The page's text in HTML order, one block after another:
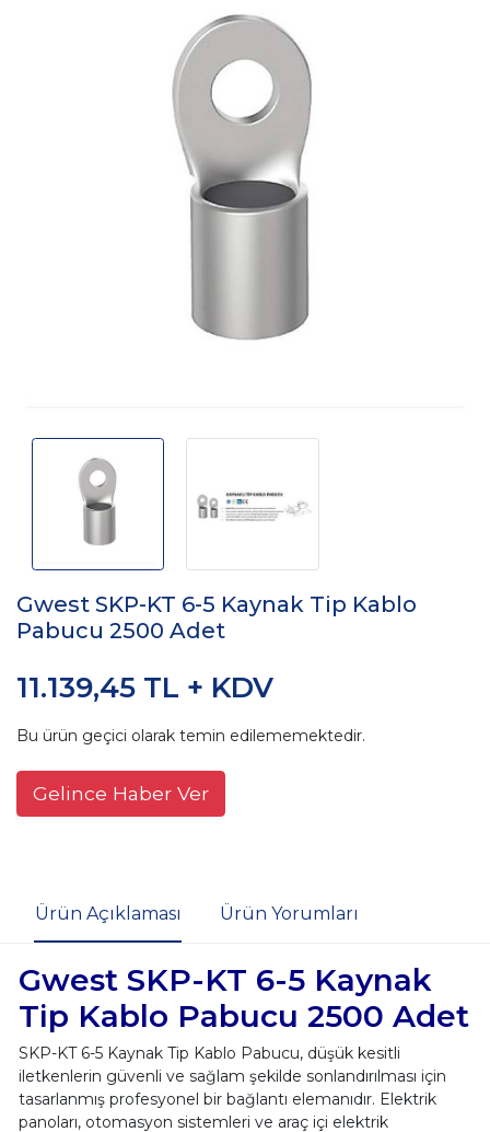
Gwest SKP-KT 6-5 Kaynak Tip Kablo
Pabucu 2500 Adet
11.139,45 TL + KDV
Bu ürün geçici olarak temin edilememektedir.
Gelince Haber Ver
Ürün Açıklaması Ürün Yorumları
Gwest SKP-KT 6-5 Kaynak
Tip Kablo Pabucu 2500 Adet
SKP-KT 6-5 Kaynak Tip Kablo Pabucu, düşük kesitli
iletkenlerin güvenli ve sağlam şekilde sonlandırılması için
tasarlanmış profesyonel bir bağlantı elemanıdır. Elektrik
panoları, otomasyon sistemleri ve araç içi elektrik